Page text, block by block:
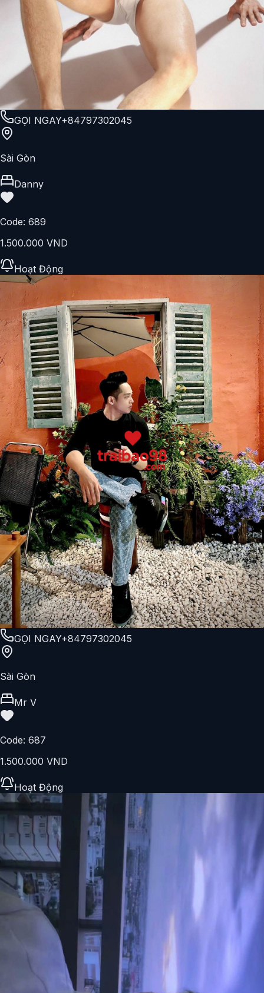
GỌI NGAY+84797302045
Sài Gòn
Danny
Code: 689
1.500.000 VND
Hoạt Động
GỌI NGAY+84797302045
Sài Gòn
Mr V
Code: 687
1.500.000 VND
Hoạt Động